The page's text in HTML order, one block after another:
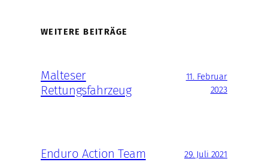
WEITERE BEITRÄGE
Malteser
Rettungsfahrzeug
11. Februar
2023
Enduro Action Team 29. Juli 2021